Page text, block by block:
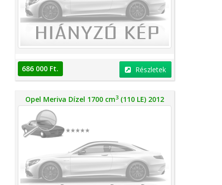
686 000 Ft. Részletek
Opel Meriva Dízel 1700 cm3 (110 LE) 2012